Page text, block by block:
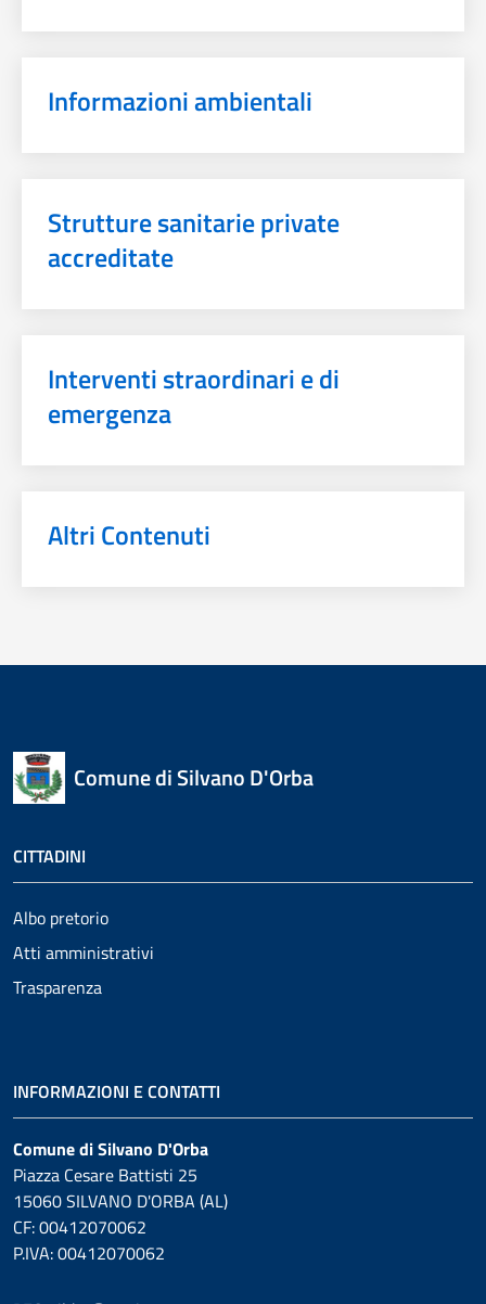
Informazioni ambientali
Strutture sanitarie private
accreditate
Interventi straordinari e di
emergenza
Altri Contenuti
Comune di Silvano D'Orba
CITTADINI
Albo pretorio
Atti amministrativi
Trasparenza
INFORMAZIONI E CONTATTI
Comune di Silvano D'Orba
Piazza Cesare Battisti 25
15060 SILVANO D'ORBA (AL)
CF: 00412070062
P.IVA: 00412070062